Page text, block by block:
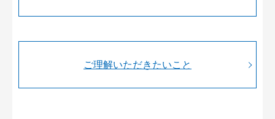
ご理解いただきたいこと